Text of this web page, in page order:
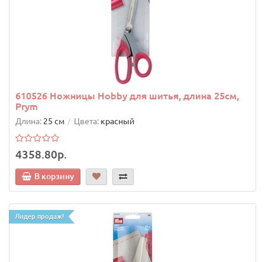
610526 Ножницы Hobby для шитья, длина 25см,
Prym
Длина: 25 см Цвета: красный
4358.80р.
В корзину
Лидер продаж!